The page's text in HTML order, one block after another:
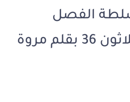
الفصل
السادس والثلاثون 36 بقلم مروة